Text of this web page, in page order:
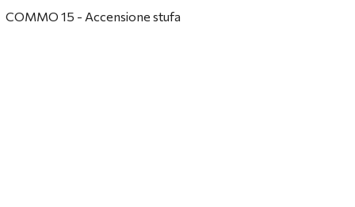
COMMO 15 - Аccensione stufa